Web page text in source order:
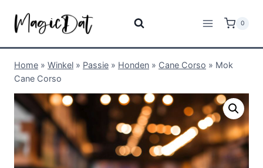
0
Home » Winkel » Passie » Honden » Cane Corso » Mok
Cane Corso